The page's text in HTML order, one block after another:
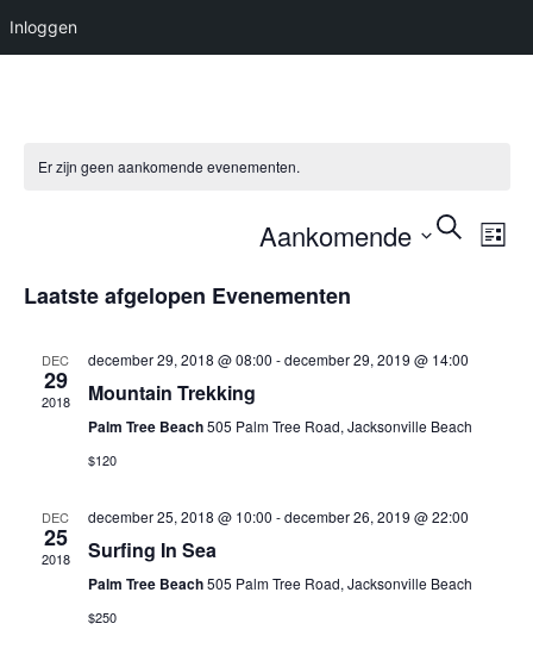
Er zijn geen aankomende evenementen.
Zoeken
Lijst
Aankomende
datum.
Laatste afgelopen Evenementen
DEC
29
2018
december 29, 2018 @ 08:00 -december 29, 2019 @ 14:00
Mountain Trekking
Palm Tree Beach505 Palm Tree Road, Jacksonville Beach
$120
DEC
25
2018
december 25, 2018 @ 10:00 -december 26, 2019 @ 22:00
Surfing In Sea
Palm Tree Beach505 Palm Tree Road, Jacksonville Beach
$250
Inloggen